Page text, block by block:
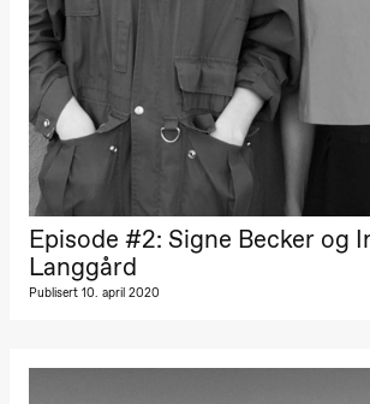
Episode #2: Signe Becker og
Langgård
Publisert 10. april 2020